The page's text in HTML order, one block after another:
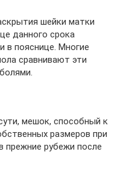
шейки матки
данного срока
в пояснице. Многие
сравнивают эти
мешок, способный к
размеров при
прежние рубежи после